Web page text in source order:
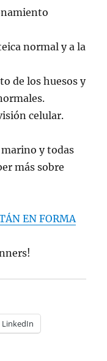
normal y a la
de los huesos y
celular.
marino y todas
más sobre
EN FORMA
LinkedIn